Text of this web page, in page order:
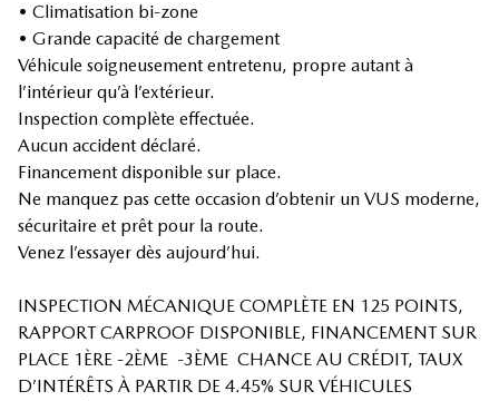
• Climatisation bi-zone
• Grande capacité de chargement
Véhicule soigneusement entretenu, propre autant à
l’intérieur qu’à l’extérieur.
Inspection complète effectuée.
Aucun accident déclaré.
Financement disponible sur place.
Ne manquez pas cette occasion d’obtenir un VUS moderne,
sécuritaire et prêt pour la route.
Venez l’essayer dès aujourd’hui.
INSPECTION MÉCANIQUE COMPLÈTE EN 125 POINTS,
RAPPORT CARPROOF DISPONIBLE, FINANCEMENT SUR
PLACE 1ÈRE -2ÈME -3ÈME CHANCE AU CRÉDIT, TAUX
D’INTÉRÊTS À PARTIR DE 4.45% SUR VÉHICULES